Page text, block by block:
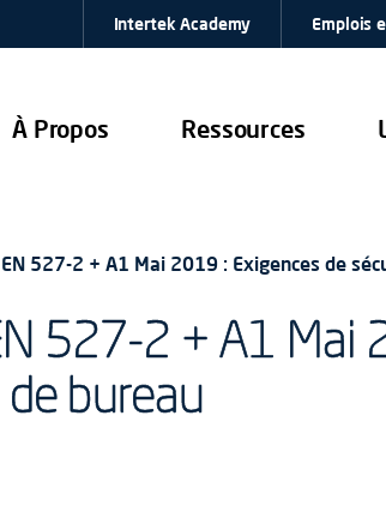
À Propos Ressources
Intertek Academy Emplois
527-2 + A1 Mai 2019 : Exigences de
527-2 + A1 Mai
bureau